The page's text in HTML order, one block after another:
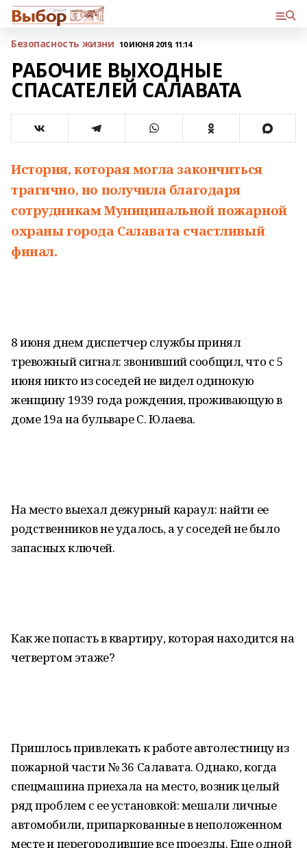
Безопасность жизни 10 ИЮНЯ 2019, 11:14
РАБОЧИЕ ВЫХОДНЫЕ
СПАСАТЕЛЕЙ САЛАВАТА
История, которая могла закончиться
трагично, но получила благодаря
сотрудникам Муниципальной пожарной
охраны города Салавата счастливый
финал.
8 июня днем диспетчер службы принял
тревожный сигнал: звонивший сообщил, что с 5
июня никто из соседей не видел одинокую
женщину 1939 года рождения, проживающую в
доме 19а на бульваре С. Юлаева.
На место выехал дежурный караул: найти ее
родственников не удалось, а у соседей не было
запасных ключей.
Как же попасть в квартиру, которая находится на
четвертом этаже?
Пришлось привлекать к работе автолестницу из
пожарной части № 36 Салавата. Однако, когда
спецмашина приехала на место, возник целый
ряд проблем с ее установкой: мешали личные
автомобили, припаркованные в неположенном
месте и перегородившие все проезды. Еще одной